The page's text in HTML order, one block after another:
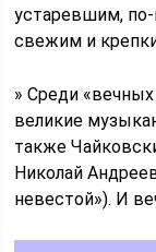
устаревшим,
свежим и
» Среди
великие
также
Николай
невестой»). И